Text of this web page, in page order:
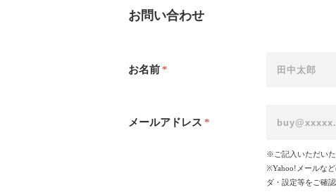
お問い合わせ
お名前*
メールアドレス *
※ご記入いただいた
※Yahoo!メールな
ダ・設定等をご確認